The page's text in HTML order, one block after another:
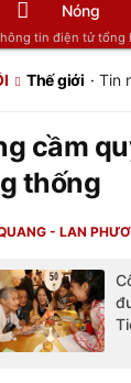
tin điện tử tổng
Nóng
Thế giới · Tin
cầm
thống
- LAN